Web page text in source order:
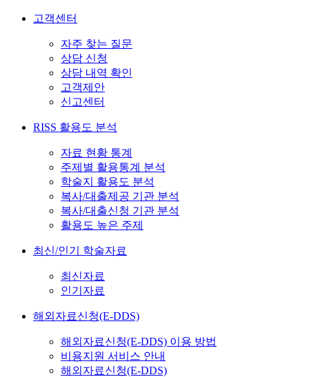
고객센터
자주 찾는 질문
상담 신청
상담 내역 확인
고객제안
신고센터
RISS 활용도 분석
자료 현황 통계
주제별 활용통계 분석
학술지 활용도 분석
복사/대출제공 기관 분석
복사/대출신청 기관 분석
활용도 높은 주제
최신/인기 학술자료
최신자료
인기자료
해외자료신청(E-DDS)
해외자료신청(E-DDS) 이용 방법
비용지원 서비스 안내
해외자료신청(E-DDS)